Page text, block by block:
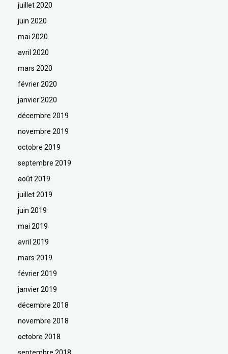
juillet 2020
juin 2020
mai 2020
avril 2020
mars 2020
février 2020
janvier 2020
décembre 2019
novembre 2019
octobre 2019
septembre 2019
août 2019
juillet 2019
juin 2019
mai 2019
avril 2019
mars 2019
février 2019
janvier 2019
décembre 2018
novembre 2018
octobre 2018